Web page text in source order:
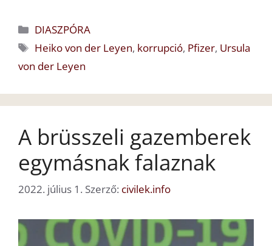
Kategória
DIASZPÓRA
Címkék
Heiko von der Leyen, korrupció, Pfizer, Ursula
von der Leyen
A brüsszeli gazemberek
egymásnak falaznak
2022. július 1. Szerző: civilek.info